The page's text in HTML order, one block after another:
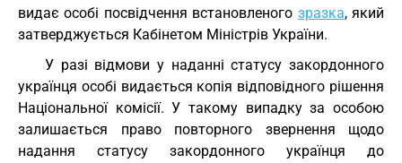
видає особі посвідчення встановленого зразка, який
затверджується Кабінетом Міністрів України.
У разі відмови у наданні статусу закордонного
українця особі видається копія відповідного рішення
Національної комісії. У такому випадку за особою
залишається право повторного звернення щодо
надання статусу закордонного українця до